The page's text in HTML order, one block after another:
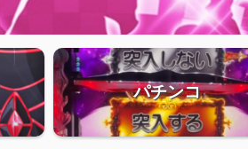
パチンコ